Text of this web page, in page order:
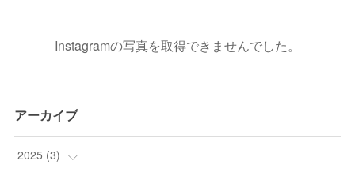
Instagramの写真を取得できませんでした。
アーカイブ
2025 (3)